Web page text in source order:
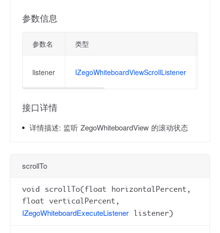
参数信息
参数名 类型
listener IZegoWhiteboardViewScrollListener
接口详情
详情描述: 监听 ZegoWhiteboardView 的滚动状态
scrollTo
void scrollTo(float horizontalPercent,
float verticalPercent,
IZegoWhiteboardExecuteListener listener)